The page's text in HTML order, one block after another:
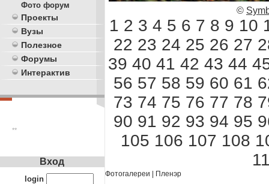
Фото форум
Проекты
Вузы
Полезное
Форумы
Интерактив
**
©
1 2 3 4 5 6 7 8 9 10
22 23 24 25 26 27
39 40 41 42 43 44
56 57 58 59 60 61
73 74 75 76 77 78
90 91 92 93 94 95
105 106 107 108
Фотогалереи Пленэр
Вход
login